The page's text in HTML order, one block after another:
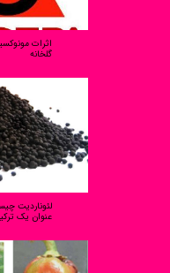
اثرات
گلخانه
لئوناردیت
عنوان یک